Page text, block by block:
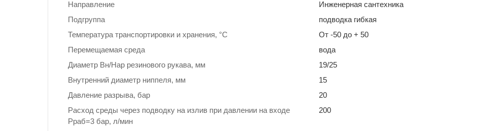
Направление
Инженерная сантехника
Подгруппа
подводка гибкая
Температура транспортировки и хранения, °С
От -50 до + 50
Перемещаемая среда
вода
Диаметр Вн/Нар резинового рукава, мм
19/25
Внутренний диаметр ниппеля, мм
15
Давление разрыва, бар
20
Расход среды через подводку на излив при давлении на входе
Рраб=3 бар, л/мин
200